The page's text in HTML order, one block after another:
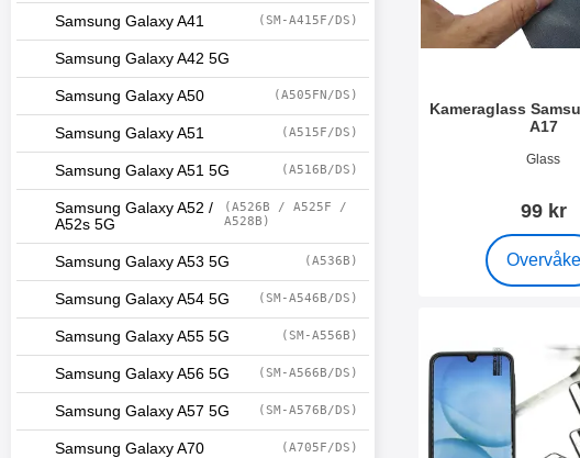
Samsung Galaxy A41 (SM-A415F/DS)
Samsung Galaxy A42 5G
Samsung Galaxy A50 (A505FN/DS)
Samsung Galaxy A51 (A515F/DS)
Samsung Galaxy A51 5G (A516B/DS)
Samsung Galaxy A52 /
A52s 5G
(A526B / A525F /
A528B)
Samsung Galaxy A53 5G (A536B)
Samsung Galaxy A54 5G (SM-A546B/DS)
Samsung Galaxy A55 5G (SM-A556B)
Samsung Galaxy A56 5G (SM-A566B/DS)
Samsung Galaxy A57 5G (SM-A576B/DS)
Samsung Galaxy A70 (A705F/DS)
Kameraglass
A17
Varenummer 53862
Glass
99 kr
Overvåke
,
Merk full Frame